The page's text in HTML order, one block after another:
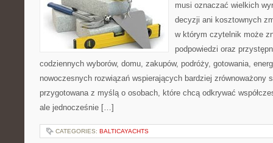
musi oznaczać wielkich
decyzji ani kosztownych
w którym czytelnik może
podpowiedzi oraz
codziennych wyborów, domu, zakupów, podróży, gotowania,
nowoczesnych rozwiązań wspierających bardziej zrównoważony
przygotowana z myślą o osobach, które chcą odkrywać
ale jednocześnie […]
CATEGORIES: BALTICAYACHTS